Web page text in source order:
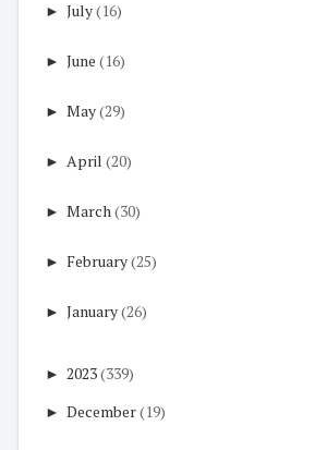
► July(16)
► June (16)
► May(29)
► April (20)
► March(30)
► February(25)
► January(26)
► 2023(339)
► December(19)